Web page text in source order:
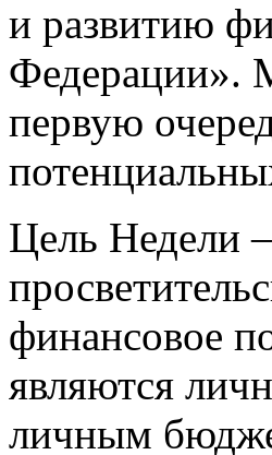
и развитию
Федерации».
первую
Цель Недели
финансовое
являются
личным